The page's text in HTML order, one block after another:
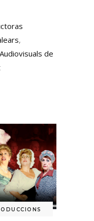
,
de